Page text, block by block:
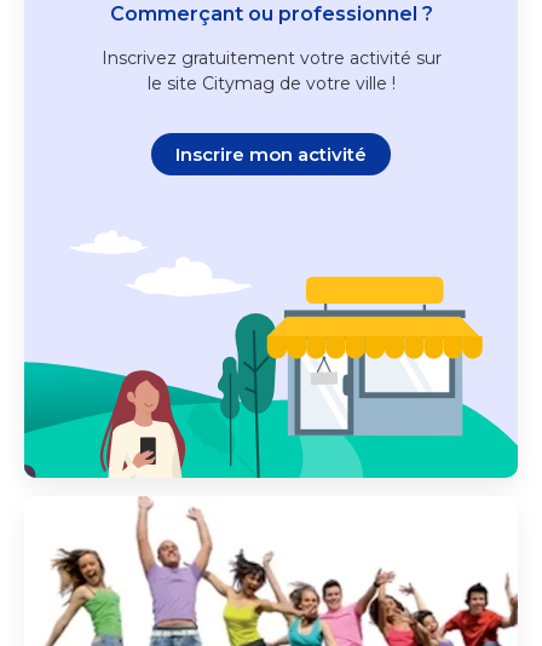
Commerçant ou professionnel ?
Inscrivez gratuitementvotre activité sur
le site Citymag de votre ville !
Inscrire mon activité